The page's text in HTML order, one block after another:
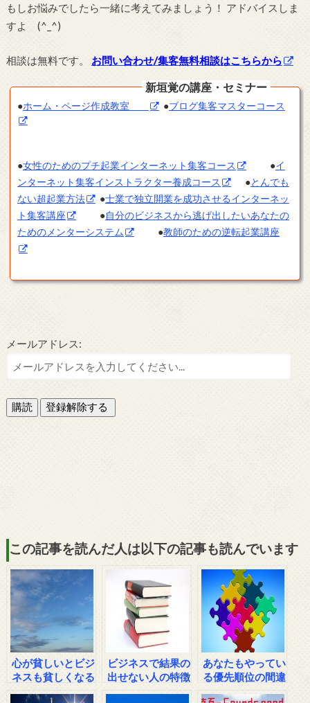
もしお悩みでしたら一緒に考えてみましょう！ アドバイスしま
すよ (^_^)
相談は無料です。 お問い合わせ/集客無料相談はこちらから
新垣覚の講座・セミナー
●ホーム・ページ作成教室 ●ブログ集客マスターコース
●女性のためのプチ起業インターネット集客コース ●イ
ンターネット集客インストラクター養成コース
●とんでも
ない超起業方法
●士業で独立開業を成功させるインターネッ
ト集客講座
●自分のビジネスから逃げ出したいあなたの
ためのメンターシステム
●教師のための逆転起業講座
メールアドレス:
この記事を読んだ人は以下の記事も読んでいます
心が貧しいとビジ
ネスも貧しくなる
ビジネスで結果の
出せない人の特徴
あなたもやってい
る優先順位の間違